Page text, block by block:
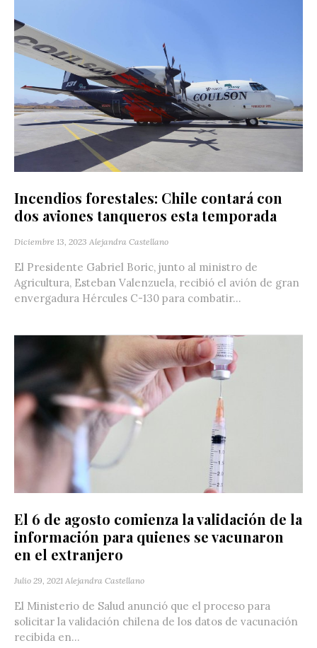
Incendios forestales: Chile contará con
dos aviones tanqueros esta temporada
Diciembre 13, 2023 Alejandra Castellano
El Presidente Gabriel Boric, junto al ministro de
Agricultura, Esteban Valenzuela, recibió el avión de gran
envergadura Hércules C-130 para combatir...
El 6 de agosto comienza la validación de la
información para quienes se vacunaron
en el extranjero
Julio 29, 2021 Alejandra Castellano
El Ministerio de Salud anunció que el proceso para
solicitar la validación chilena de los datos de vacunación
recibida en...